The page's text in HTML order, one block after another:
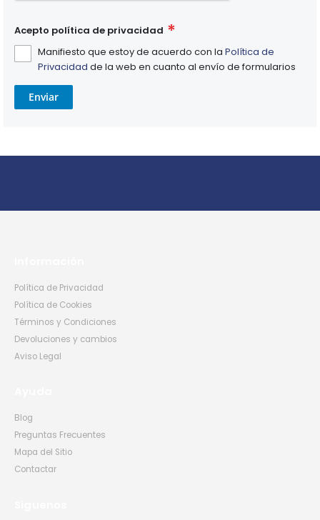
Acepto política de privacidad
Manifiesto que estoy de acuerdo con la Política de
Privacidad de la web en cuanto al envío de formularios
Enviar
Política de Privacidad
Política de Cookies
Términos y Condiciones
Devoluciones y cambios
Aviso Legal
Blog
Preguntas Frecuentes
Mapa del Sitio
Contactar